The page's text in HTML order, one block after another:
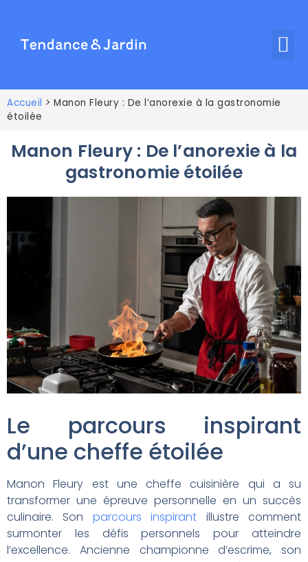
Accueil > Manon Fleury : De l’anorexie à la gastronomie
étoilée
Manon Fleury : De l’anorexie à la
gastronomie étoilée
Le parcours inspirant
d’une cheffe étoilée
Manon Fleury est une cheffe cuisinière qui a su
transformer une épreuve personnelle en un succès
culinaire. Son parcours inspirant illustre comment
surmonter les défis personnels pour atteindre
l’excellence. Ancienne championne d’escrime, son